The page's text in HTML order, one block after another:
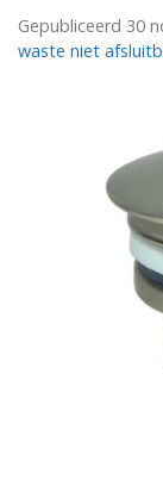
Gepubliceerd 30
waste niet